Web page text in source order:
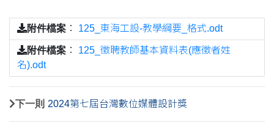
附件檔案 ： 125_東海工設-教學綱要_格式.odt
附件檔案 ： 125_徵聘教師基本資料表(應徵者姓
名).odt
下一則 2024第七屆台灣數位媒體設計獎